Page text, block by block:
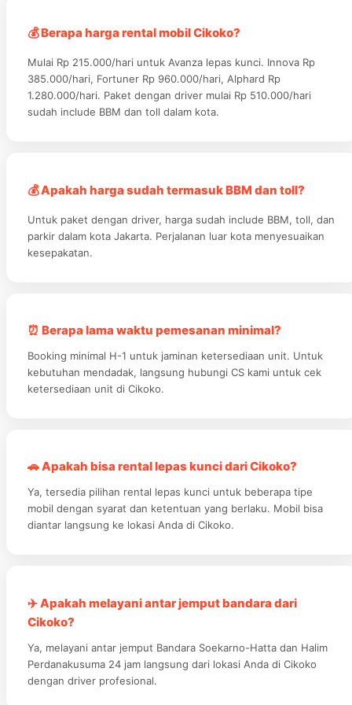
💰 Berapa harga rental mobil Cikoko?
Mulai Rp 215.000/hari untuk Avanza lepas kunci. Innova Rp
385.000/hari, Fortuner Rp 960.000/hari, Alphard Rp
1.280.000/hari. Paket dengan driver mulai Rp 510.000/hari
sudah include BBM dan toll dalam kota.
💰 Apakah harga sudah termasuk BBM dan toll?
Untuk paket dengan driver, harga sudah include BBM, toll, dan
parkir dalam kota Jakarta. Perjalanan luar kota menyesuaikan
kesepakatan.
⏰ Berapa lama waktu pemesanan minimal?
Booking minimal H-1 untuk jaminan ketersediaan unit. Untuk
kebutuhan mendadak, langsung hubungi CS kami untuk cek
ketersediaan unit di Cikoko.
🚗 Apakah bisa rental lepas kunci dari Cikoko?
Ya, tersedia pilihan rental lepas kunci untuk beberapa tipe
mobil dengan syarat dan ketentuan yang berlaku. Mobil bisa
diantar langsung ke lokasi Anda di Cikoko.
✈️ Apakah melayani antar jemput bandara dari
Cikoko?
Ya, melayani antar jemput Bandara Soekarno-Hatta dan Halim
Perdanakusuma 24 jam langsung dari lokasi Anda di Cikoko
dengan driver profesional.